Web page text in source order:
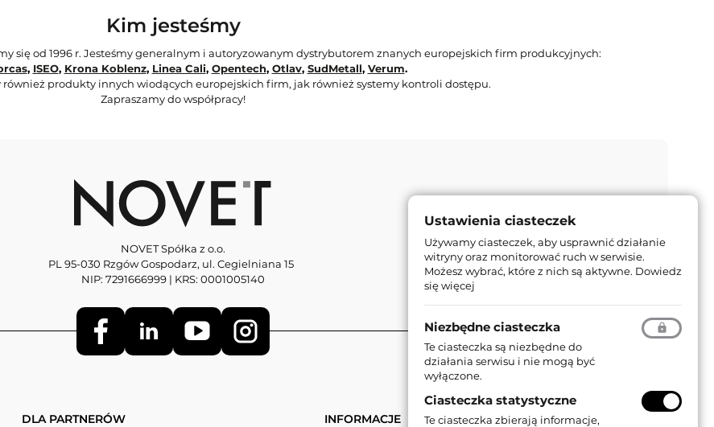
Kim jesteśmy
się od 1996 r. Jesteśmy generalnym i autoryzowanym dystrybutorem znanych europejskich firm produkcyjnych:
, ISEO, Krona Koblenz, Linea Cali, Opentech, Otlav, SudMetall, Verum.
również produkty innych wiodących europejskich firm, jak również systemy kontroli dostępu.
Zapraszamy do współpracy!
NOVET Spółka z o.o.
PL 95-030 Rzgów Gospodarz, ul. Cegielniana 15
NIP: 7291666999 | KRS: 0001005140
DLA PARTNERÓW
INFORMACJE
Ustawienia ciasteczek
Używamy ciasteczek, aby usprawnić działanie
witryny oraz monitorować ruch w serwisie.
Możesz wybrać, które z nich są aktywne. Dowiedz
się więcej
Niezbędne ciasteczka
Te ciasteczka są niezbędne do
działania serwisu i nie mogą być
wyłączone.
Ciasteczka statystyczne
Te ciasteczka zbierają informacje,